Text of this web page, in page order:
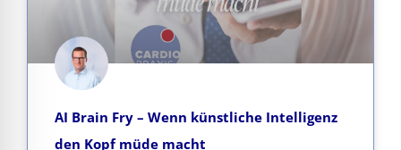
AI Brain Fry – Wenn künstliche Intelligenz
den Kopf müde macht